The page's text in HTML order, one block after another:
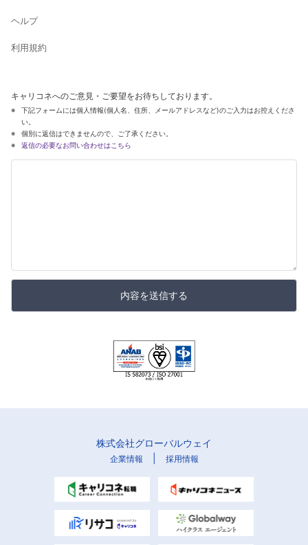
ヘルプ
利用規約
キャリコネへのご意見・ご要望をお待ちしております。
下記フォームには個人情報(個人名、住所、メールアドレスなど)のご入力はお控えくださ
い。
個別に返信はできませんので、ご了承ください。
返信の必要なお問い合わせはこちら
内容を送信する
株式会社グローバルウェイ
企業情報 採用情報